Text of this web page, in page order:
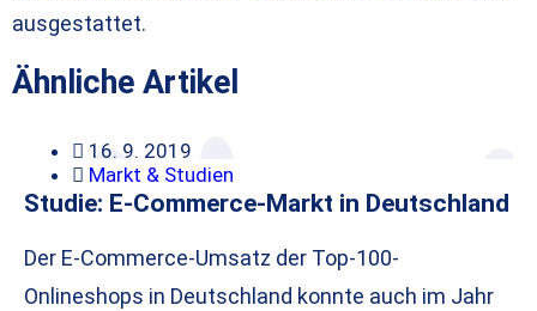
ausgestattet.
Ähnliche Artikel
16. 9. 2019
Markt & Studien
Studie: E-Commerce-Markt in Deutschland
Der E-Commerce-Umsatz der Top-100-
Onlineshops in Deutschland konnte auch im Jahr